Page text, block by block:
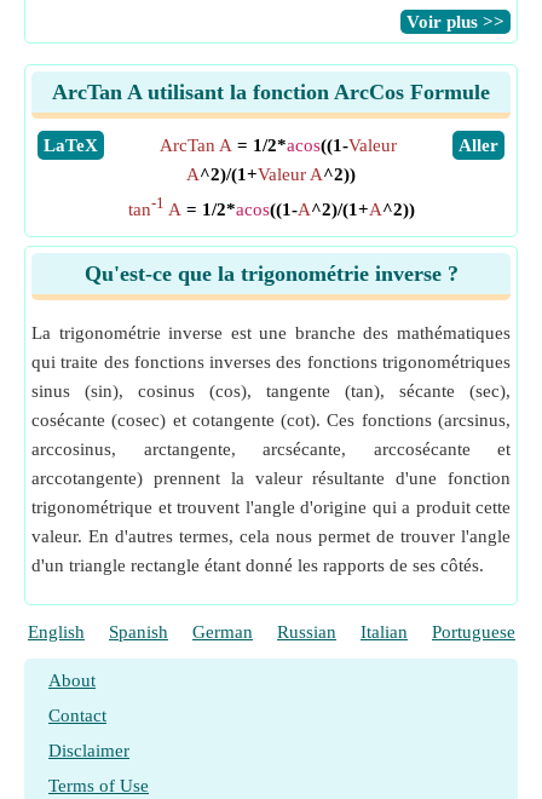
​Voir plus >>
ArcTan A utilisant la fonction ArcCos Formule
​LaTeX ​Aller
ArcTan A = 1/2*acos((1-Valeur
A^2)/(1+Valeur A^2))
tan-1 A = 1/2*acos((1-A^2)/(1+A^2))
Qu'est-ce que la trigonométrie inverse ?
La trigonométrie inverse est une branche des mathématiques
qui traite des fonctions inverses des fonctions trigonométriques
sinus (sin), cosinus (cos), tangente (tan), sécante (sec),
cosécante (cosec) et cotangente (cot). Ces fonctions (arcsinus,
arccosinus, arctangente, arcsécante, arccosécante et
arccotangente) prennent la valeur résultante d'une fonction
trigonométrique et trouvent l'angle d'origine qui a produit cette
valeur. En d'autres termes, cela nous permet de trouver l'angle
d'un triangle rectangle étant donné les rapports de ses côtés.
English Spanish German Russian Italian Portuguese
About
Contact
Disclaimer
Terms of Use